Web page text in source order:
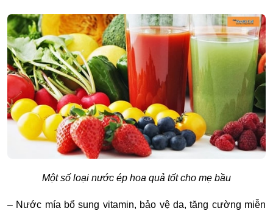
Một số loại nước ép hoa quả tốt cho mẹ bầu
– Nước mía bổ sung vitamin, bảo vệ da, tăng cường miễn